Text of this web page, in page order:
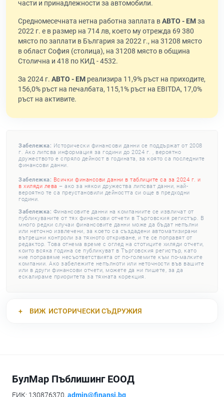
части и принадлежности за автомобили.
Средномесечната нетна работна заплата вАВТО - ЕМза
2022 г. е в размер на 714 лв, което му отрежда 69 380
място по заплати в България за 2022 г., на 31208 място
в област София (столица), на 31208 място в община
Столична и 418 по КИД - 4532.
За 2024 г. АВТО - ЕМ реализира 11,9% ръст на приходите,
156,0% ръст на печалбата, 115,1% ръст на EBITDA, 17,0%
ръст на активите.
Забележка: Исторически финансови данни се поддържат от 2008
г. Ако липсва информация за години до 2024 г. , вероятно
дружеството е спряло дейност в годината, за която са последните
финансови данни.
Забележка: Всички финансови данни в таблиците са за 2024 г. и
в хиляди лева – ако за някои дружества липсват данни, най-
вероятно те са преустановили дейността си още в предходни
години.
Забележка: Финансовите данни на компаниите се извличат от
публикуваните от тях финансови отчети в Търговския регистър. В
много редки случаи финансовите данни може да бъдат непълни
или неточно извлечени, за което са създадени автоматизирани
вътрешни контроли за тяхното откриване, и те се поправят от
редактор. Това отнема време с оглед на стотиците хиляди отчети,
които всяка година се публикуват в Търговския регистър, като
ние поправяме несъответствията от по-големите към по-малките
компании. Ако забележите непълноти или неточности във вашите
или в други финансови отчети, можете да ни пишете, за да
ескалираме приоритета за тяхната корекция.
ВИЖ ИСТОРИЧЕСКИ СЪДРУЖИЯ
БулМар Пъблишинг ЕООД
ЕИК: 130876370, admin@finansi.bg